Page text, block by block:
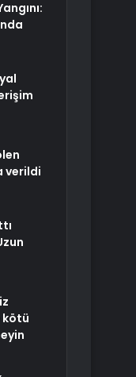
verildi
kötü